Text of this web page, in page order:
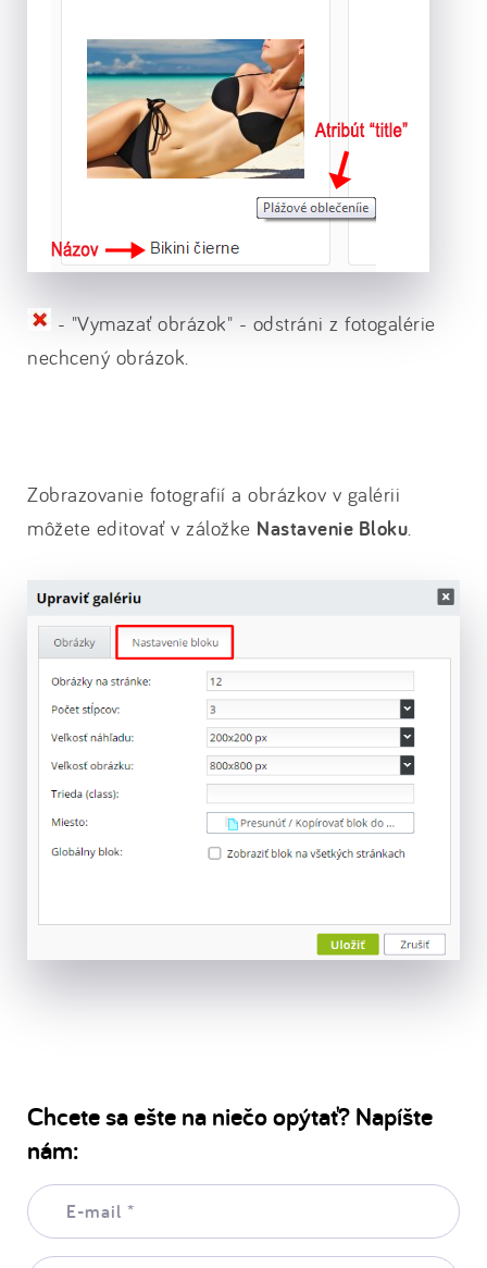
- "Vymazať obrázok" - odstráni z fotogalérie
nechcený obrázok.
Zobrazovanie fotografií a obrázkov v galérii
môžete editovať v záložke Nastavenie Bloku.
Chcete sa ešte na niečo opýtať? Napíšte
nám:
E-
mail: